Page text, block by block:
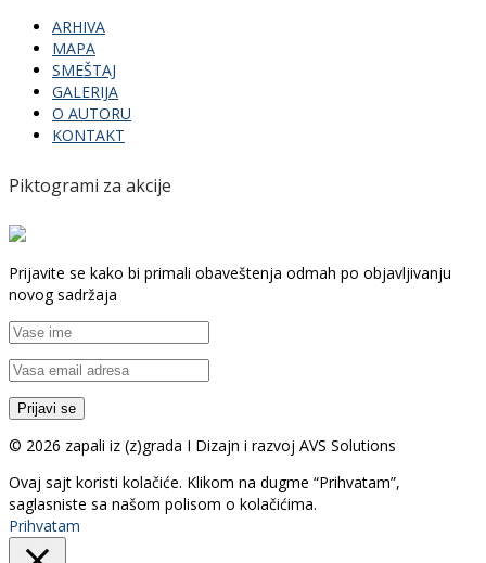
ARHIVA
MAPA
SMEŠTAJ
GALERIJA
O AUTORU
KONTAKT
Piktogrami za akcije
Prijavite se kako bi primali obaveštenja odmah po objavljivanju
novog sadržaja
© 2026 zapali iz (z)grada I Dizajn i razvoj AVS Solutions
Ovaj sajt koristi kolačiće. Klikom na dugme “Prihvatam”,
saglasniste sa našom polisom o kolačićima.
Prihvatam